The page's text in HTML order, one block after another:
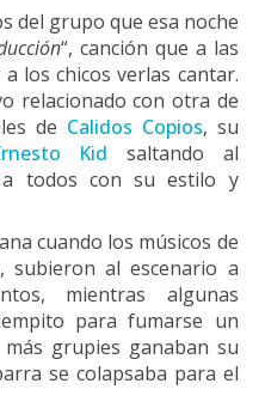
del grupo que esa noche
“, canción que a las
los chicos verlas cantar.
relacionado con otra de
de Calidos Copios, su
Kid saltando al
a todos con su estilo y
cuando los músicos de
subieron al escenario a
mientras algunas
para fumarse un
grupies ganaban su
se colapsaba para el